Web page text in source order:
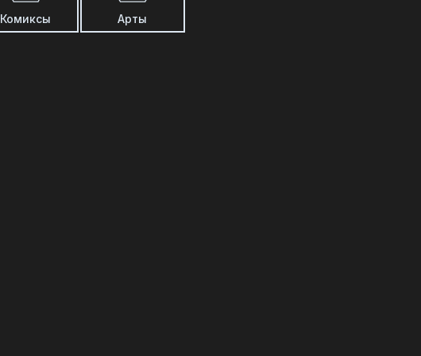
Комиксы Арты